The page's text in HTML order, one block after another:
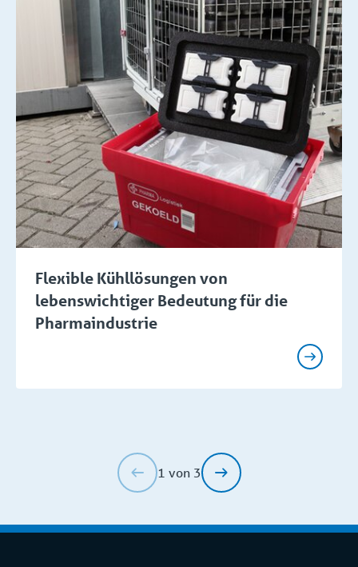
Flexible Kühllösungen von
lebenswichtiger Bedeutung für die
Pharmaindustrie
1 von 3